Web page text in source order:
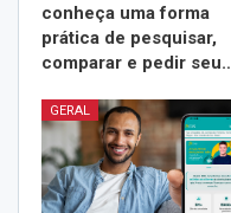
conheça uma forma
prática de pesquisar,
comparar e pedir
GERAL